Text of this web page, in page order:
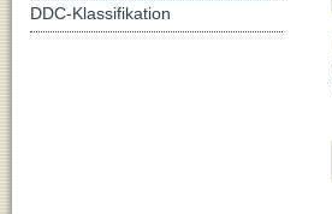
DDC-Klassifikation